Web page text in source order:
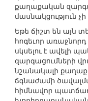
քաղաքական
մասնակցություն չի
Եթե ճիշտ են այն
հոգեւոր
սկսելու է ավելի
զարգացումների
նշանակալի
ճգնաժամի
հիմնավոր